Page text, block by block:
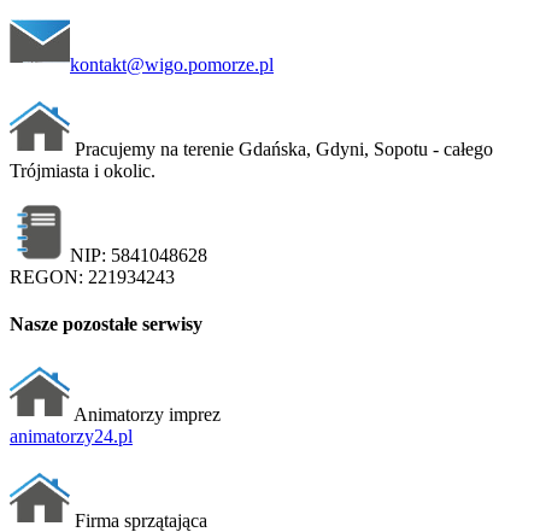
kontakt@wigo.pomorze.pl
Pracujemy na terenie Gdańska, Gdyni, Sopotu - całego
Trójmiasta i okolic.
NIP: 5841048628
REGON: 221934243
Nasze pozostałe serwisy
Animatorzy imprez
animatorzy24.pl
Firma sprzątająca